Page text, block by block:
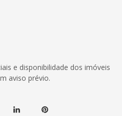
e disponibilidade dos imóveis
aviso prévio.
Linkedin Pinterest